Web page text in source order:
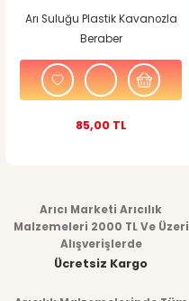
Arı Suluğu Plastik Kavanozla
Beraber
85,00 TL
Arıcı Marketi Arıcılık
Malzemeleri 2000 TL Ve Üzeri
Alışverişlerde
Ücretsiz Kargo